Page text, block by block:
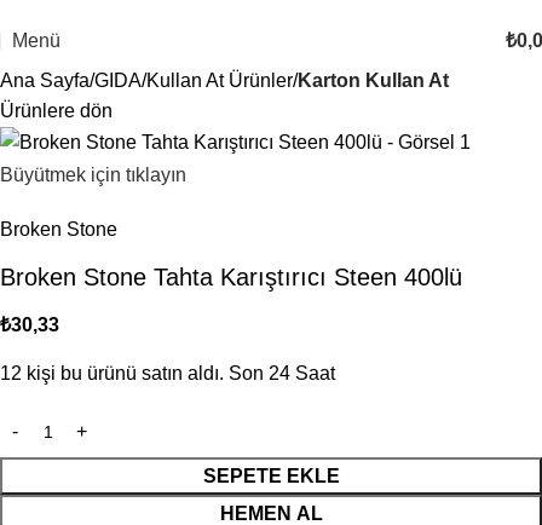
Menü ₺
Ana Sayfa GIDA Kullan At Ürünler Karton Kullan At
Ürünlere dön
Büyütmek için tıklayın
Broken Stone
Broken Stone Tahta Karıştırıcı Steen 400lü
₺30,33
12 kişi bu ürünü satın aldı. Son 24 Saat
SEPETE EKLE
HEMEN AL